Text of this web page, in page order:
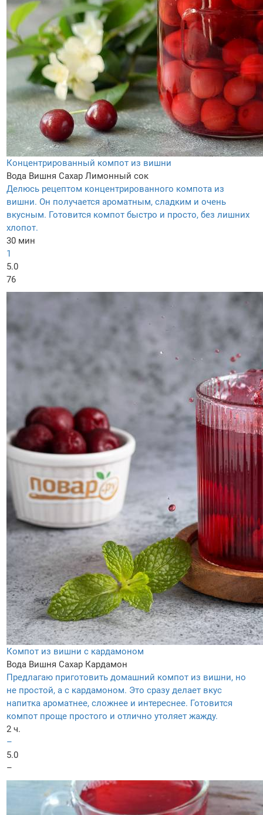
Концентрированный компот из вишни
Вода Вишня Сахар Лимонный сок
Делюсь рецептом концентрированного компота из
вишни. Он получается ароматным, сладким и очень
вкусным. Готовится компот быстро и просто, без лишних
хлопот.
30 мин
1
5.0
76
Компот из вишни с кардамоном
Вода Вишня Сахар Кардамон
Предлагаю приготовить домашний компот из вишни, но
не простой, а с кардамоном. Это сразу делает вкус
напитка ароматнее, сложнее и интереснее. Готовится
компот проще простого и отлично утоляет жажду.
2 ч.
–
5.0
–